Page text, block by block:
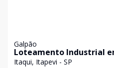
Galpão
Loteamento Industrial
bairro Itaqui, para
Itaqui, Itapevi - SP